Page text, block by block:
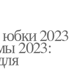
2023
2023: